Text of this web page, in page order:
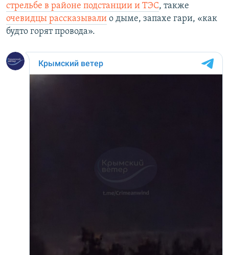
стрельбе в районе подстанции и ТЭС, также
очевидцы рассказывали о дыме, запахе гари, «как
будто горят провода».